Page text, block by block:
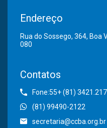
Endereço
Rua do Sossego, 364, Boa
080
Contatos
Fone:55+ (81)
(81) 99490-2122
secretaria@ccba.org.br